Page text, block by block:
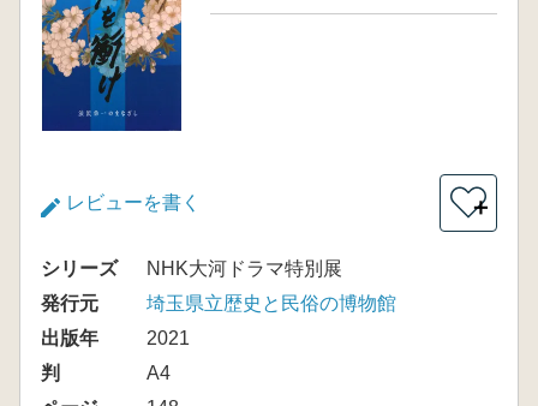
レビューを書く ＋
シリーズ
NHK大河ドラマ特別展
発行元
埼玉県立歴史と民俗の博物館
出版年
2021
判
A4